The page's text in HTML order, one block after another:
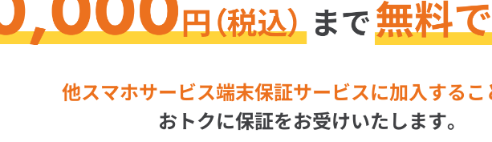
他スマホサービス端末保証サービスに加入する
おトクに保証をお受けいたします。